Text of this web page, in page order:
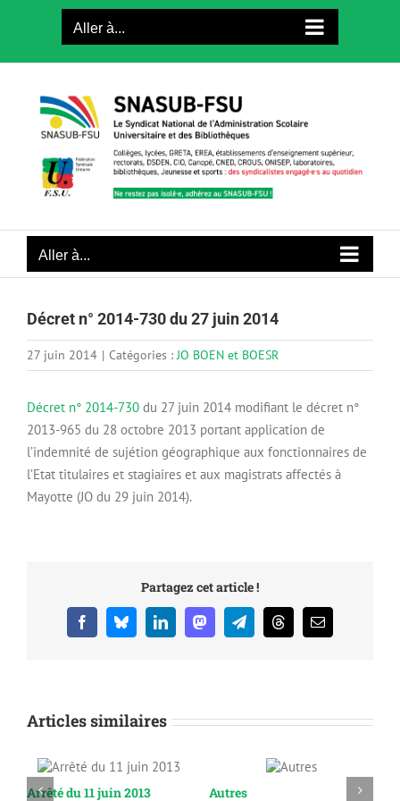
Aller à...
Aller à...
Décret n° 2014-730 du 27 juin 2014
27 juin 2014 | Catégories : JO BOEN et BOESR
Décret n° 2014-730 du 27 juin 2014 modifiant le décret n°
2013-965 du 28 octobre 2013 portant application de
l’indemnité de sujétion géographique aux fonctionnaires de
l’Etat titulaires et stagiaires et aux magistrats affectés à
Mayotte (JO du 29 juin 2014).
Partagez cet article !
FacebookBlueskyLinkedInMastodonTelegramThreadsEmail
Articles similaires
Arrêté du 11 juin 2013 Autres